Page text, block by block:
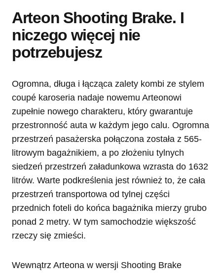
Arteon Shooting Brake. I
niczego więcej nie
potrzebujesz
Ogromna, długa i łącząca zalety kombi ze stylem
coupé karoseria nadaje nowemu Arteonowi
zupełnie nowego charakteru, który gwarantuje
przestronność auta w każdym jego calu. Ogromna
przestrzeń pasażerska połączona została z 565-
litrowym bagażnikiem, a po złożeniu tylnych
siedzeń przestrzeń załadunkowa wzrasta do 1632
litrów. Warte podkreślenia jest również to, że cała
przestrzeń transportowa od tylnej części
przednich foteli do końca bagażnika mierzy grubo
ponad 2 metry. W tym samochodzie większość
rzeczy się zmieści.
Wewnątrz Arteona w wersji Shooting Brake